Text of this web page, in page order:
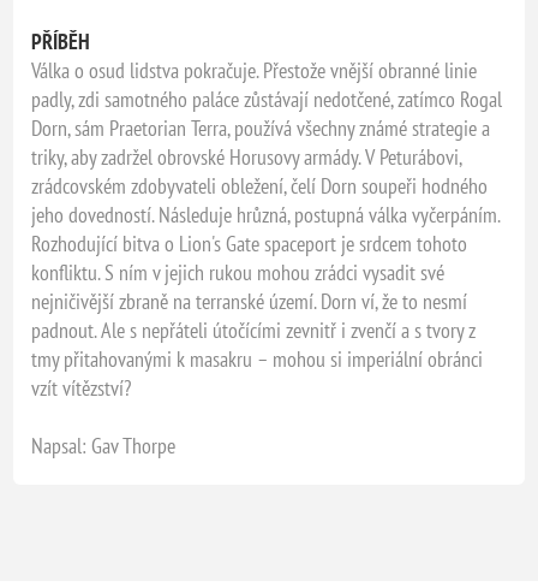
PŘÍBĚH
Válka o osud lidstva pokračuje. Přestože vnější obranné linie
padly, zdi samotného paláce zůstávají nedotčené, zatímco Rogal
Dorn, sám Praetorian Terra, používá všechny známé strategie a
triky, aby zadržel obrovské Horusovy armády. V Peturábovi,
zrádcovském zdobyvateli obležení, čelí Dorn soupeři hodného
jeho dovedností. Následuje hrůzná, postupná válka vyčerpáním.
Rozhodující bitva o Lion's Gate spaceport je srdcem tohoto
konfliktu. S ním v jejich rukou mohou zrádci vysadit své
nejničivější zbraně na terranské území. Dorn ví, že to nesmí
padnout. Ale s nepřáteli útočícími zevnitř i zvenčí a s tvory z
tmy přitahovanými k masakru – mohou si imperiální obránci
vzít vítězství?
Napsal: Gav Thorpe